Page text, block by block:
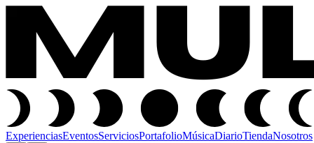
ExperienciasEventosServiciosPortafolioMúsicaDiarioTiendaNosotros